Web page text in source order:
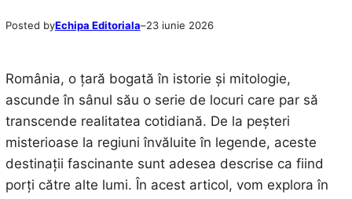
Posted byEchipa Editoriala–23 iunie 2026
România, o țară bogată în istorie și mitologie,
ascunde în sânul său o serie de locuri care par să
transcende realitatea cotidiană. De la peșteri
misterioase la regiuni învăluite în legende, aceste
destinații fascinante sunt adesea descrise ca fiind
porți către alte lumi. În acest articol, vom explora în